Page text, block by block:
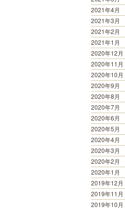
2021年4月
2021年3月
2021年2月
2021年1月
2020年12月
2020年11月
2020年10月
2020年9月
2020年8月
2020年7月
2020年6月
2020年5月
2020年4月
2020年3月
2020年2月
2020年1月
2019年12月
2019年11月
2019年10月